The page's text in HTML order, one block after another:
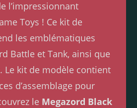
l’impressionnant
Toys ! Ce kit de
les emblématiques
Battle et Tank, ainsi que
Le kit de modèle contient
d’assemblage pour
le Megazord Black